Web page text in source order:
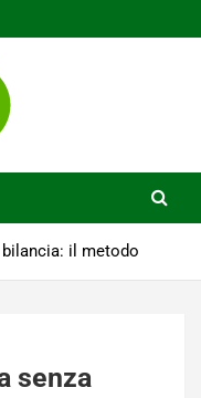
il metodo
senza